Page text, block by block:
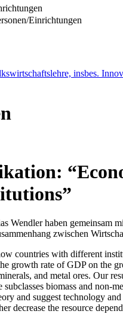
Einrichtungen
insbes.
Wendler haben gemeinsam
zwischen
countries with different
growth rate of GDP on the
and metal ores. Our
subclasses biomass and non-
and suggest technology
decrease the resource